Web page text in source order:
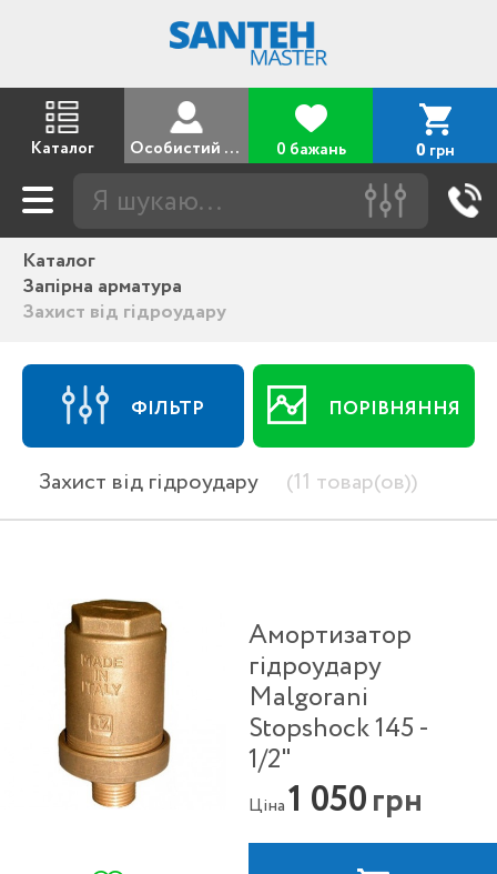
Каталог Особистий кабінет 0 бажань 0 грн
Каталог
Запірна арматура
Захист від гідроудару
ФІЛЬТР ПОРІВНЯННЯ
Захист від гідроудару (11 товар(ов))
Амортизатор
гідроудару
Malgorani
Stopshock 145 -
1/2"
Ціна1 050грн